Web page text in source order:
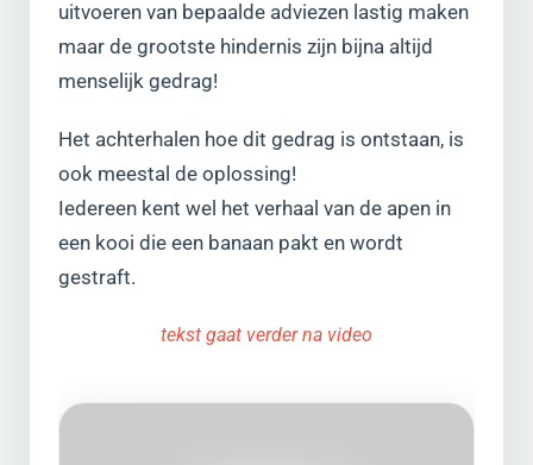
uitvoeren van bepaalde adviezen lastig maken
maar de grootste hindernis zijn bijna altijd
menselijk gedrag!
Het achterhalen hoe dit gedrag is ontstaan, is
ook meestal de oplossing!
Iedereen kent wel het verhaal van de apen in
een kooi die een banaan pakt en wordt
gestraft.
tekst gaat verder na video